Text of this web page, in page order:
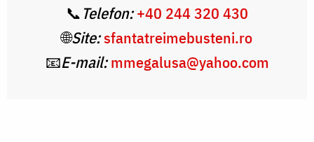
📞 Telefon: +40 244 320 430
🌐Site: sfantatreimebusteni.ro
📧E-mail: mmegalusa@yahoo.com